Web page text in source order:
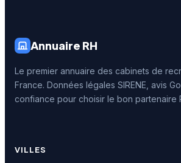
Annuaire RH
Le premier annuaire des cabinets de
France. Données légales SIRENE, avis
confiance pour choisir le bon partenaire
VILLES